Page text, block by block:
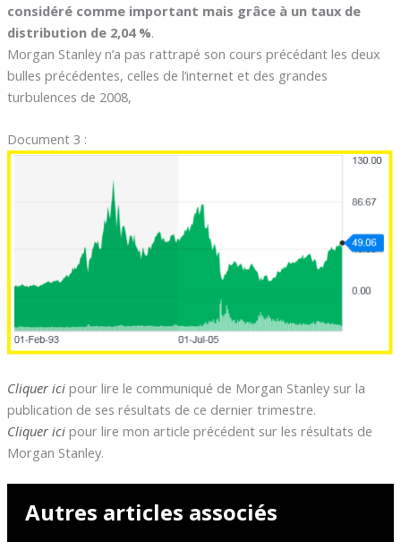
considéré comme important mais grâce à un taux de
distribution de 2,04 %.
Morgan Stanley n’a pas rattrapé son cours précédant les deux
bulles précédentes, celles de l’internet et des grandes
turbulences de 2008,
Document 3 :
Cliquer icipour lire le communiqué de Morgan Stanley sur la
publication de ses résultats de ce dernier trimestre.
Cliquer icipour lire mon article précédent sur les résultats de
Morgan Stanley.
Autres articles associés